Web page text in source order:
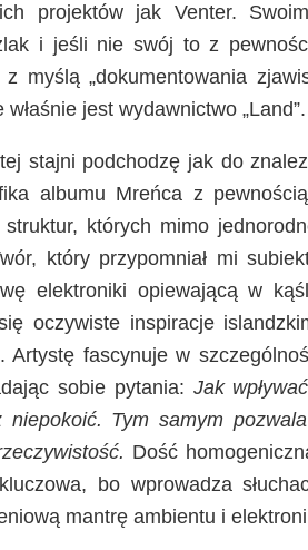
projektów jak Venter.
i jeśli nie swój to z
z myślą „dokumentowania
właśnie jest wydawnictwo „Land”.
stajni podchodzę jak do
albumu Mreńca z
struktur, których mimo
który przypomniał mi
elektroniki opiewającą w
oczywiste inspiracje
Artystę fascynuje w
sobie pytania: Jak
niepokoić. Tym samym
Dość
bo wprowadza
mantrę ambientu i